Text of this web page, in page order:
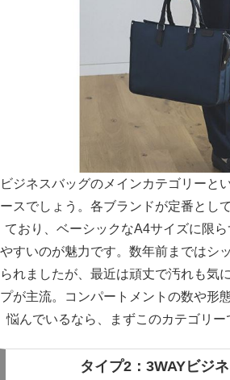
ビジネスバッグのメインカテゴリーと
ースでしょう。各ブランドが定番とし
ており、ベーシックなA4サイズに限
やすいのが魅力です。数年前まではシ
られましたが、最近は頑丈で汚れも気
プが主流。コンパートメントの数や形
悩んでいるなら、まずこのカテゴリー
タイプ2：3WAYビジ